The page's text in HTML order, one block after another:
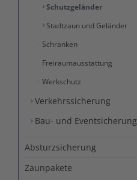
Schutzgeländer
Stadtzaun und Geländer
Schranken
Freiraumausstattung
Werkschutz
Verkehrssicherung
Bau- und Eventsicherung
Absturzsicherung
Zaunpakete